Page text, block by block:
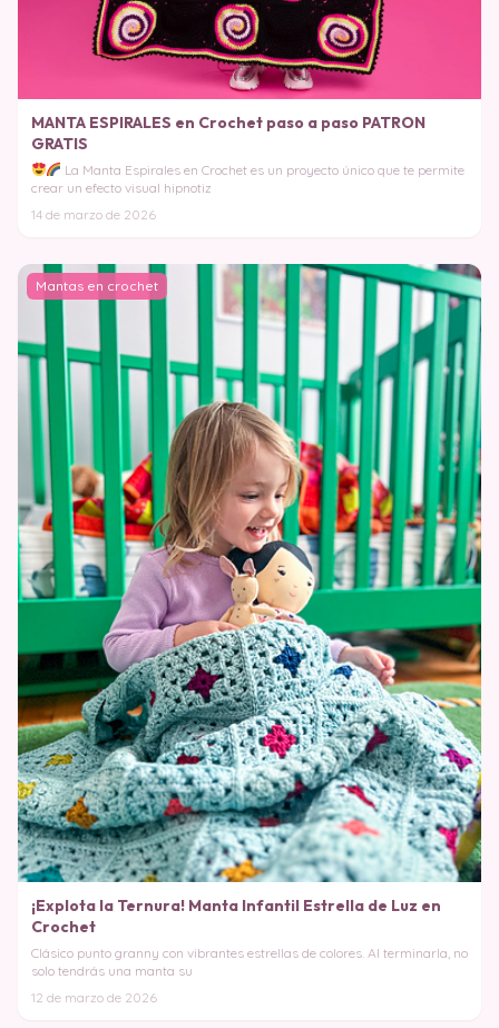
MANTA ESPIRALES en Crochet paso a paso PATRON
GRATIS
La Manta Espirales en Crochet es un proyecto único que te permite
crear un efecto visual hipnotiz
14 de marzo de 2026
Mantas en crochet
¡Explota la Ternura! Manta Infantil Estrella de Luz en
Crochet
Clásico punto granny con vibrantes estrellas de colores. Al terminarla, no
solo tendrás una manta su
12 de marzo de 2026